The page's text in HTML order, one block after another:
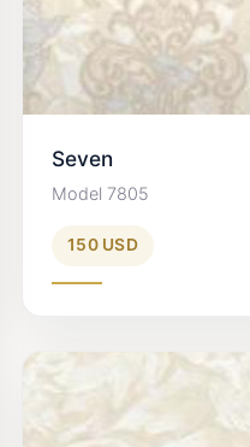
Seven
Model 7805
150 USD